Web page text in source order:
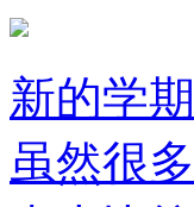
新的学
虽然很